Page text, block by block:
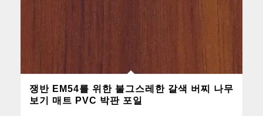
쟁반 EM54를 위한 불그스레한 갈색 버찌 나무
보기 매트 PVC 박판 포일